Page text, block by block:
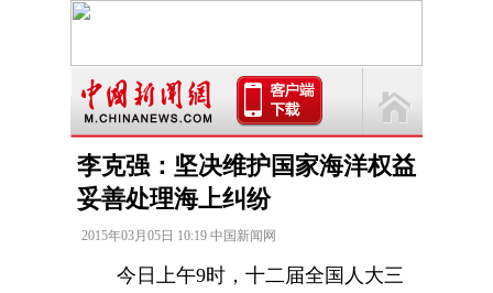
李克强：坚决维护国家海洋权益
妥善处理海上纠纷
2015年03月05日 10:19 中国新闻网
今日上午9时，十二届全国人大三